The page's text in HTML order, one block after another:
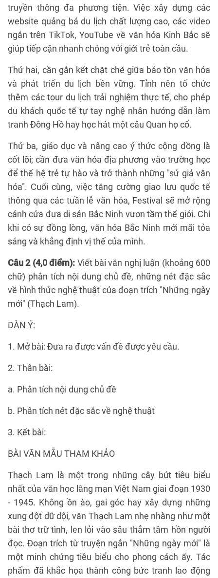
truyền thông đa phương tiện. Việc xây dựng các
website quảng bá du lịch chất lượng cao, các video
ngắn trên TikTok, YouTube về văn hóa Kinh Bắc sẽ
giúp tiếp cận nhanh chóng với giới trẻ toàn cầu.
Thứ hai, cần gắn kết chặt chẽ giữa bảo tồn văn hóa
và phát triển du lịch bền vững. Tỉnh nên tổ chức
thêm các tour du lịch trải nghiệm thực tế, cho phép
du khách quốc tế tự tay nghệ nhân hướng dẫn làm
tranh Đông Hồ hay học hát một câu Quan họ cổ.
Thứ ba, giáo dục và nâng cao ý thức cộng đồng là
cốt lõi; cần đưa văn hóa địa phương vào trường học
để thế hệ trẻ tự hào và trở thành những "sứ giả văn
hóa". Cuối cùng, việc tăng cường giao lưu quốc tế
thông qua các tuần lễ văn hóa, Festival sẽ mở rộng
cánh cửa đưa di sản Bắc Ninh vươn tầm thế giới. Chỉ
khi có sự đồng lòng, văn hóa Bắc Ninh mới mãi tỏa
sáng và khẳng định vị thế của mình.
Câu 2 (4,0 điểm): Viết bài văn nghị luận (khoảng 600
chữ) phân tích nội dung chủ đề, những nét đặc sắc
về hình thức nghệ thuật của đoạn trích "Những ngày
mới" (Thạch Lam).
DÀN Ý:
1. Mở bài: Đưa ra được vấn đề được yêu cầu.
2. Thân bài:
a. Phân tích nội dung chủ đề
b. Phân tích nét đặc sắc về nghệ thuật
3. Kết bài:
BÀI VĂN MẪU THAM KHẢO
Thạch Lam là một trong những cây bút tiêu biểu
nhất của văn học lãng mạn Việt Nam giai đoạn 1930
- 1945. Không ồn ào, gai góc hay xây dựng những
xung đột dữ dội, văn Thạch Lam nhẹ nhàng như một
bài thơ trữ tình, len lỏi vào sâu thẳm tâm hồn người
đọc. Đoạn trích từ truyện ngắn "Những ngày mới" là
một minh chứng tiêu biểu cho phong cách ấy. Tác
phẩm đã khắc họa thành công bức tranh lao động